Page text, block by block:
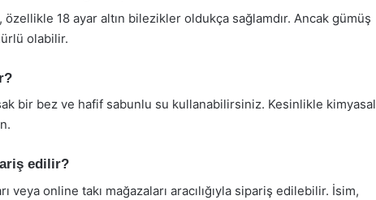
özellikle 18 ayar altın bilezikler oldukça sağlamdır. Ancak gümüş
olabilir.
bir bez ve hafif sabunlu su kullanabilirsiniz. Kesinlikle kimyasal
edilir?
veya online takı mağazaları aracılığıyla sipariş edilebilir. İsim,